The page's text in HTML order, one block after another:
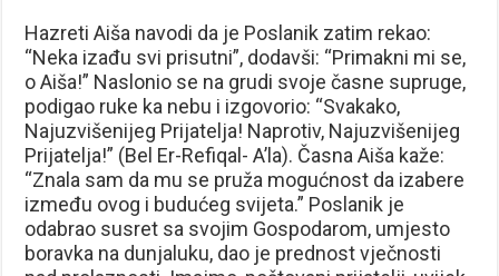
Hazreti Aiša navodi da je Poslanik zatim rekao:
“Neka izađu svi prisutni”, dodavši: “Primakni mi se,
o Aiša!” Naslonio se na grudi svoje časne supruge,
podigao ruke ka nebu i izgovorio: “Svakako,
Najuzvišenijeg Prijatelja! Naprotiv, Najuzvišenijeg
Prijatelja!” (Bel Er-Refiqal- A’la). Časna Aiša kaže:
“Znala sam da mu se pruža mogućnost da izabere
između ovog i budućeg svijeta.” Poslanik je
odabrao susret sa svojim Gospodarom, umjesto
boravka na dunjaluku, dao je prednost vječnosti